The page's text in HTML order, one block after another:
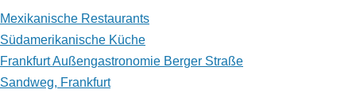
Mexikanische Restaurants
Südamerikanische Küche
Frankfurt Außengastronomie Berger Straße
Sandweg, Frankfurt